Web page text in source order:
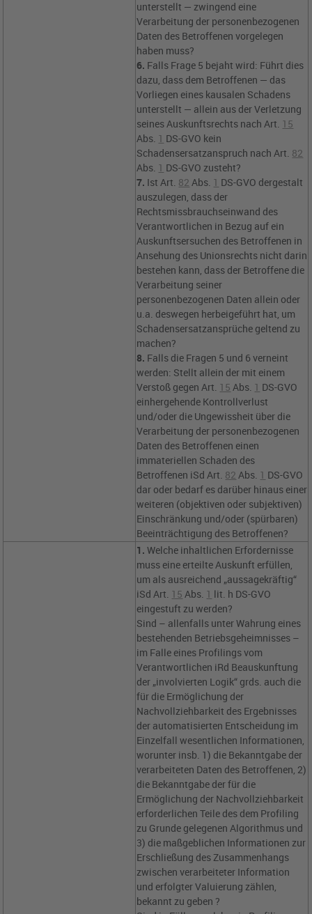
unterstellt — zwingend eine
Verarbeitung der personenbezogenen
Daten des Betroffenen vorgelegen
haben muss?
6. Falls Frage 5 bejaht wird: Führt dies
dazu, dass dem Betroffenen — das
Vorliegen eines kausalen Schadens
unterstellt — allein aus der Verletzung
seines Auskunftsrechts nachArt. 15
Abs. 1 DS-GVO kein
Schadensersatzanspruch nachArt. 82
Abs. 1 DS-GVO zusteht?
7. IstArt. 82 Abs. 1 DS-GVO dergestalt
auszulegen, dass der
Rechtsmissbrauchseinwand des
Verantwortlichen in Bezug auf ein
Auskunftsersuchen des Betroffenen in
Ansehung des Unionsrechts nicht darin
bestehen kann, dass der Betroffene die
Verarbeitung seiner
personenbezogenen Daten allein oder
u.a. deswegen herbeigeführt hat, um
Schadensersatzansprüche geltend zu
machen?
8. Falls die Fragen 5 und 6 verneint
werden: Stellt allein der mit einem
Verstoß gegenArt. 15 Abs. 1 DS-GVO
einhergehende Kontrollverlust
und/oder die Ungewissheit über die
Verarbeitung der personenbezogenen
Daten des Betroffenen einen
immateriellen Schaden des
Betroffenen iSdArt. 82 Abs. 1 DS-GVO
dar oder bedarf es darüber hinaus einer
weiteren (objektiven oder subjektiven)
Einschränkung und/oder (spürbaren)
Beeinträchtigung des Betroffenen?
1. Welche inhaltlichen Erfordernisse
muss eine erteilte Auskunft erfüllen,
um als ausreichend „aussagekräftig“
iSdArt. 15 Abs. 1 lit. h DS-GVO
eingestuft zu werden?
Sind – allenfalls unter Wahrung eines
bestehenden Betriebsgeheimnisses –
im Falle eines Profilings vom
Verantwortlichen iRd Beauskunftung
der „involvierten Logik“ grds. auch die
für die Ermöglichung der
Nachvollziehbarkeit des Ergebnisses
der automatisierten Entscheidung im
Einzelfall wesentlichen Informationen,
worunter insb. 1) die Bekanntgabe der
verarbeiteten Daten des Betroffenen, 2)
die Bekanntgabe der für die
Ermöglichung der Nachvollziehbarkeit
erforderlichen Teile des dem Profiling
zu Grunde gelegenen Algorithmus und
3) die maßgeblichen Informationen zur
Erschließung des Zusammenhangs
zwischen verarbeiteter Information
und erfolgter Valuierung zählen,
bekannt zu geben ?